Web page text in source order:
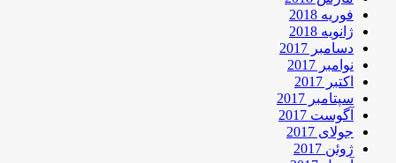
فوریه 2018
ژانویه 2018
دسامبر 2017
نوامبر 2017
اکتبر 2017
سپتامبر 2017
آگوست 2017
جولای 2017
ژوئن 2017